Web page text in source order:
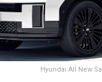
Hyundai All New